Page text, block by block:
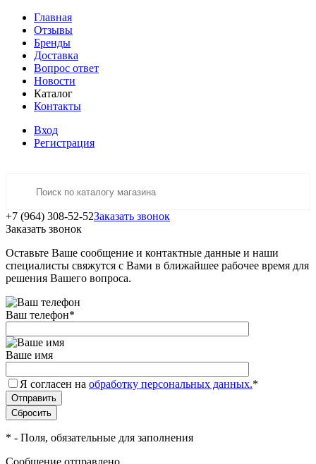
Главная
Отзывы
Бренды
Доставка
Вопрос ответ
Новости
Каталог
Контакты
Вход
Регистрация
+7 (964) 308-52-52Заказать звонок
Заказать звонок
Оставьте Ваше сообщение и контактные данные и наши
специалисты свяжутся с Вами в ближайшее рабочее время для
решения Вашего вопроса.
Ваш телефон*
Ваше имя
Я согласен на обработку персональных данных.*
* - Поля, обязательные для заполнения
Сообщение отправлено